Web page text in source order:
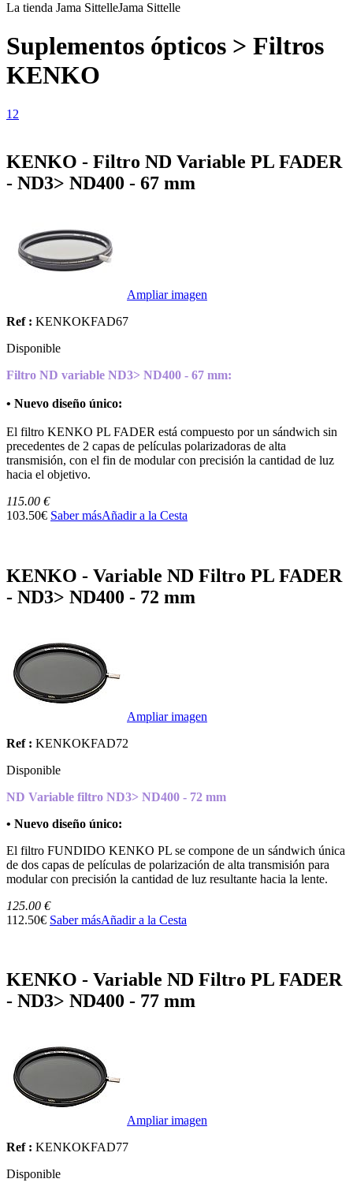
La tienda Jama SittelleJama Sittelle
Suplementos ópticos > Filtros
KENKO
1 2
KENKO - Filtro ND Variable PL FADER
- ND3> ND400 - 67 mm
Ampliar imagen
Ref : KENKOKFAD67
Disponible
Filtro ND variable ND3> ND400 - 67 mm:
• Nuevo diseño único:
El filtro KENKO PL FADER está compuesto por un sándwich sin
precedentes de 2 capas de películas polarizadoras de alta
transmisión, con el fin de modular con precisión la cantidad de luz
hacia el objetivo.
115.00 €
103.50€ Saber másAñadir a la Cesta
KENKO - Variable ND Filtro PL FADER
- ND3> ND400 - 72 mm
Ampliar imagen
Ref : KENKOKFAD72
Disponible
ND Variable filtro ND3> ND400 - 72 mm
• Nuevo diseño único:
El filtro FUNDIDO KENKO PL se compone de un sándwich única
de dos capas de películas de polarización de alta transmisión para
modular con precisión la cantidad de luz resultante hacia la lente.
125.00 €
112.50€ Saber másAñadir a la Cesta
KENKO - Variable ND Filtro PL FADER
- ND3> ND400 - 77 mm
Ampliar imagen
Ref : KENKOKFAD77
Disponible